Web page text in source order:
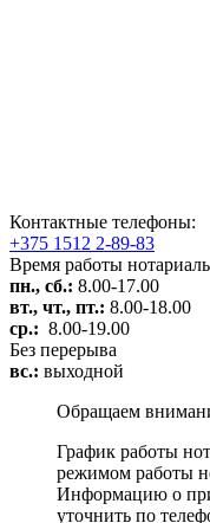
Контактные телефоны:
+375 1512 2-89-83
Время работы
пн., сб.: 8.00-17.00
вт., чт., пт.: 8.00-18.00
ср.: 8.00-19.00
Без перерыва
вс.: выходной
Обращаем
График работы
режимом работы
Информацию о
уточнить по